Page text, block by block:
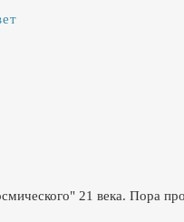
21 века. Пора